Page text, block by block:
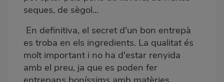
seques, de sègol...
En definitiva, el secret d'un bon entrepà
es troba en els ingredients. La qualitat és
molt important i no ha d'estar renyida
amb el preu, ja que es poden fer